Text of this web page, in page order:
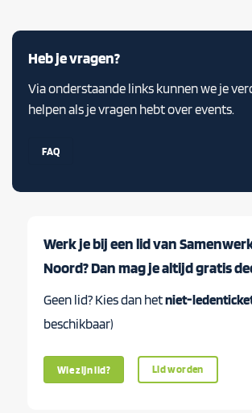
Heb je vragen?
Via onderstaande links kunnen we je
helpen als je vragen hebt over events.
FAQ
Werk je bij een lid van
Noord? Dan mag je altijd gratis
Geen lid? Kies dan hetniet-
beschikbaar)
Wie zijn lid? Lid worden